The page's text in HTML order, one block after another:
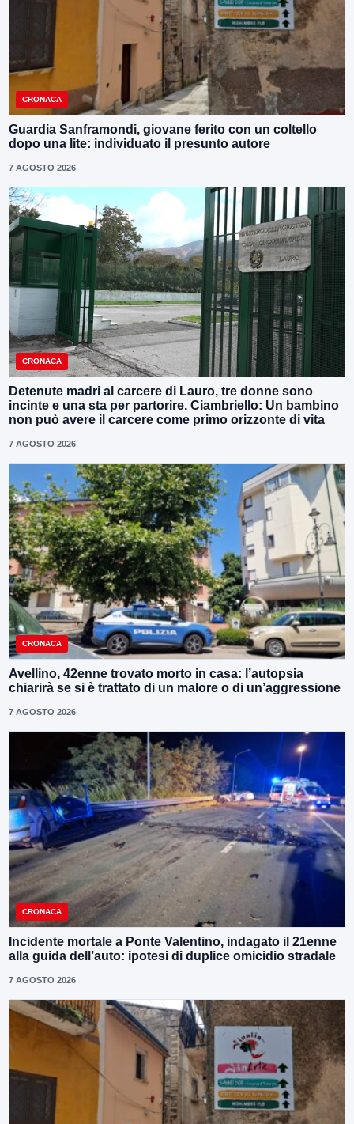
CRONACA
Guardia Sanframondi, giovane ferito con un coltello
dopo una lite: individuato il presunto autore
7 AGOSTO 2026
CRONACA
Detenute madri al carcere di Lauro, tre donne sono
incinte e una sta per partorire. Ciambriello: Un bambino
non può avere il carcere come primo orizzonte di vita
7 AGOSTO 2026
CRONACA
Avellino, 42enne trovato morto in casa: l’autopsia
chiarirà se si è trattato di un malore o di un’aggressione
7 AGOSTO 2026
CRONACA
Incidente mortale a Ponte Valentino, indagato il 21enne
alla guida dell’auto: ipotesi di duplice omicidio stradale
7 AGOSTO 2026